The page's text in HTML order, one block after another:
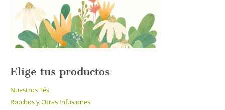
página
de
producto
Elige tus productos
Nuestros Tés
Rooibos y Otras Infusiones